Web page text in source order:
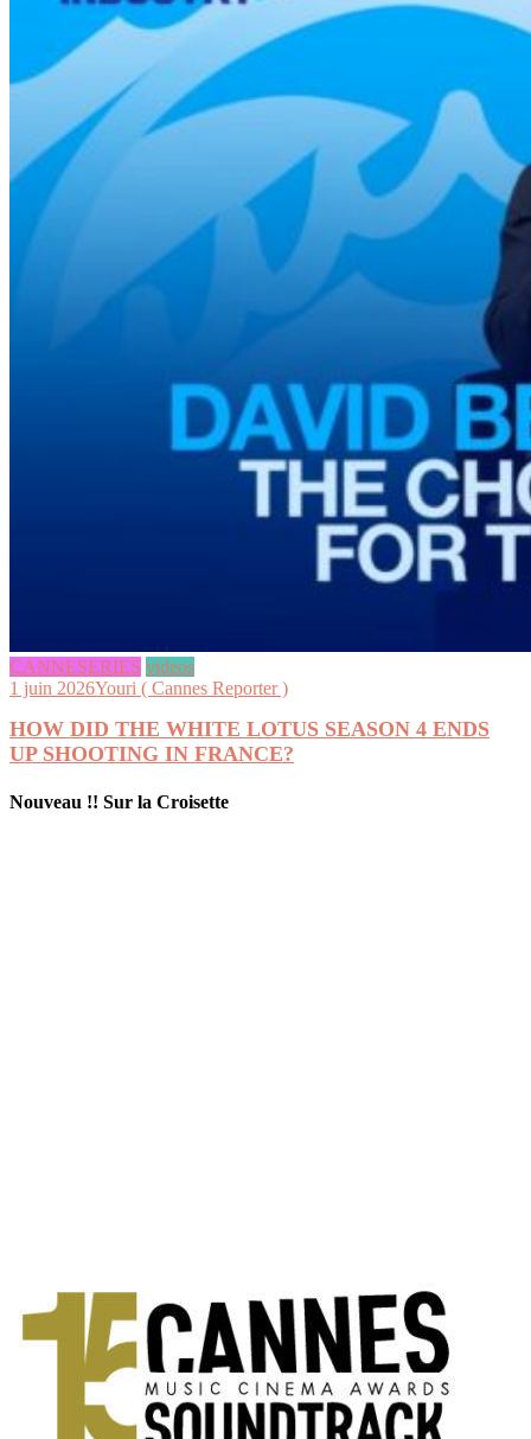
CANNESERIES videos
1 juin 2026Youri ( Cannes Reporter )
HOW DID THE WHITE LOTUS SEASON 4 ENDS
UP SHOOTING IN FRANCE?
Nouveau !! Sur la Croisette